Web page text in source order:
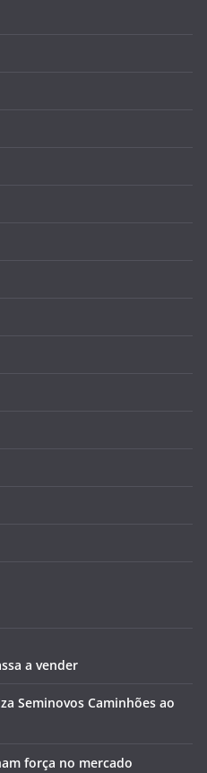
a vender
Seminovos Caminhões ao
força no mercado